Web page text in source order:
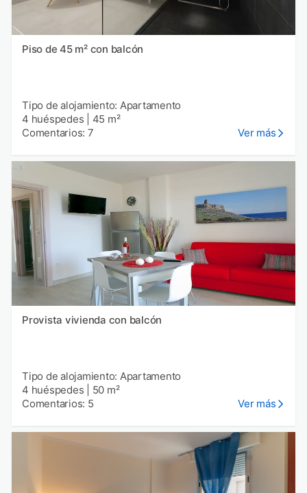
Piso de 45 m² con balcón
Tipo de alojamiento: Apartamento
4 huéspedes
45 m²
Comentarios: 7
Ver más
Provista vivienda con balcón
Tipo de alojamiento: Apartamento
4 huéspedes
50 m²
Comentarios: 5
Ver más